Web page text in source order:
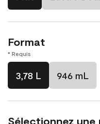
Format
* Requis
3,78 L 946 mL
Sélectionnez une